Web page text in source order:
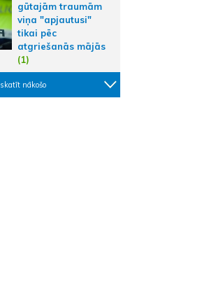
gūtajām traumām
viņa "apjautusi"
tikai pēc
atgriešanās mājās
(1)
skatīt nākošo